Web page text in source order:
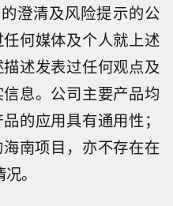
澄清及风险提示的公
何媒体及个人就上述
述发表过任何观点及
息。公司主要产品均
的应用具有通用性；
南项目，亦不存在在
。